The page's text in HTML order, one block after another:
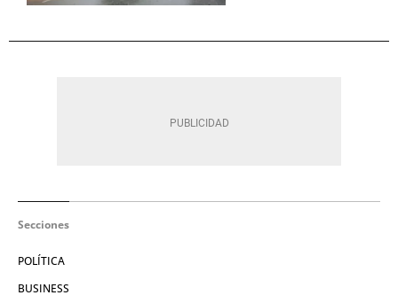
Secciones
POLÍTICA
BUSINESS